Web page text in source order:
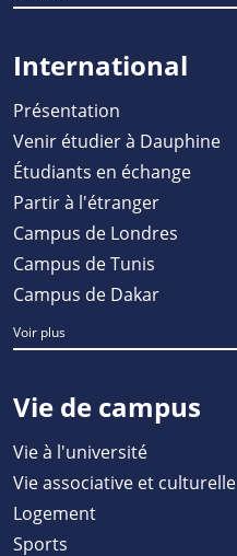
International
Présentation
Venir étudier à Dauphine
Étudiants en échange
Partir à l'étranger
Campus de Londres
Campus de Tunis
Campus de Dakar
Voir plus
Vie de campus
Vie à l'université
Vie associative et culturelle
Logement
Sports